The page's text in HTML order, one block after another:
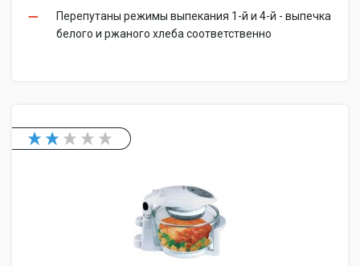
Перепутаны режимы выпекания 1-й и 4-й - выпечка
белого и ржаного хлеба соответственно